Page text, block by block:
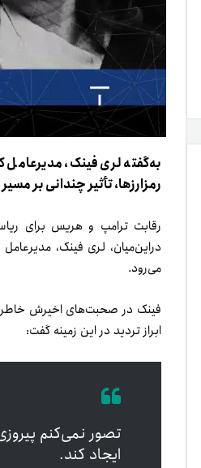
به‌گفته لری فینک،
رمزارزها، تأثیر چندانی بر
رقابت ترامپ و هریس برای
دراین‌میان، لری فینک،
می‌رود.
ابراز تردید در این زمینه گفت:
تصور نمی‌کنم
ایجاد کند.